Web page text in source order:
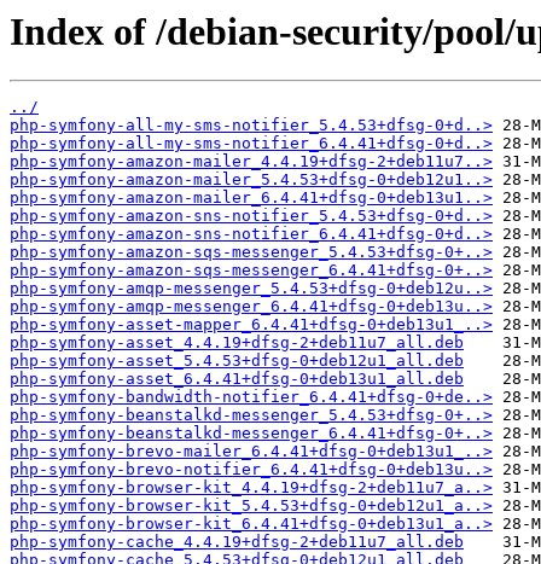
Index of /debian-security/pool/
../
php-symfony-all-my-sms-notifier_5.4.53+dfsg-0+d..>
php-symfony-all-my-sms-notifier_6.4.41+dfsg-0+d..>
php-symfony-amazon-mailer_4.4.19+dfsg-2+deb11u7..>
php-symfony-amazon-mailer_5.4.53+dfsg-0+deb12u1..>
php-symfony-amazon-mailer_6.4.41+dfsg-0+deb13u1..>
php-symfony-amazon-sns-notifier_5.4.53+dfsg-0+d..>
php-symfony-amazon-sns-notifier_6.4.41+dfsg-0+d..>
php-symfony-amazon-sqs-messenger_5.4.53+dfsg-0+..>
php-symfony-amazon-sqs-messenger_6.4.41+dfsg-0+..>
php-symfony-amqp-messenger_5.4.53+dfsg-0+deb12u..>
php-symfony-amqp-messenger_6.4.41+dfsg-0+deb13u..>
php-symfony-asset-mapper_6.4.41+dfsg-0+deb13u1_..>
php-symfony-asset_4.4.19+dfsg-2+deb11u7_all.deb
php-symfony-asset_5.4.53+dfsg-0+deb12u1_all.deb
php-symfony-asset_6.4.41+dfsg-0+deb13u1_all.deb
php-symfony-bandwidth-notifier_6.4.41+dfsg-0+de..>
php-symfony-beanstalkd-messenger_5.4.53+dfsg-0+..>
php-symfony-beanstalkd-messenger_6.4.41+dfsg-0+..>
php-symfony-brevo-mailer_6.4.41+dfsg-0+deb13u1_..>
php-symfony-brevo-notifier_6.4.41+dfsg-0+deb13u..>
php-symfony-browser-kit_4.4.19+dfsg-2+deb11u7_a..>
php-symfony-browser-kit_5.4.53+dfsg-0+deb12u1_a..>
php-symfony-browser-kit_6.4.41+dfsg-0+deb13u1_a..>
php-symfony-cache_4.4.19+dfsg-2+deb11u7_all.deb
php-symfony-cache_5.4.53+dfsg-0+deb12u1_all.deb